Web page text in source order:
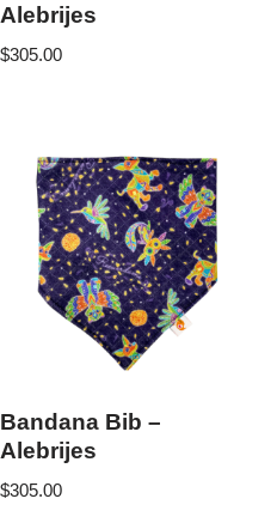
Alebrijes
$305.00
Bandana Bib –
Alebrijes
$305.00